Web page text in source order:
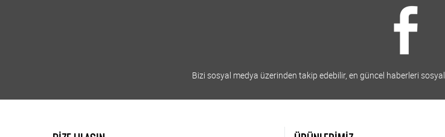
Bizi sosyal medya üzerinden takip edebilir, en güncel haberleri